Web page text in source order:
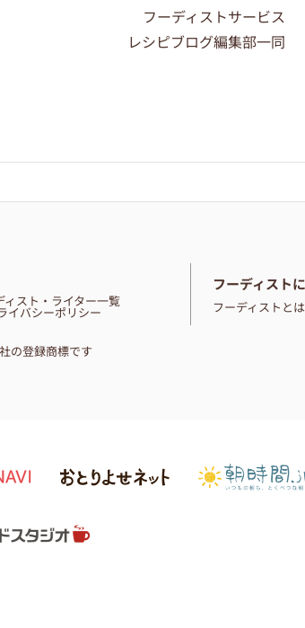
フーディストサービス
レシピブログ編集部一同
ィスト・ライター一覧
イバシーポリシー
フーディスト
フーディストとは
の登録商標です